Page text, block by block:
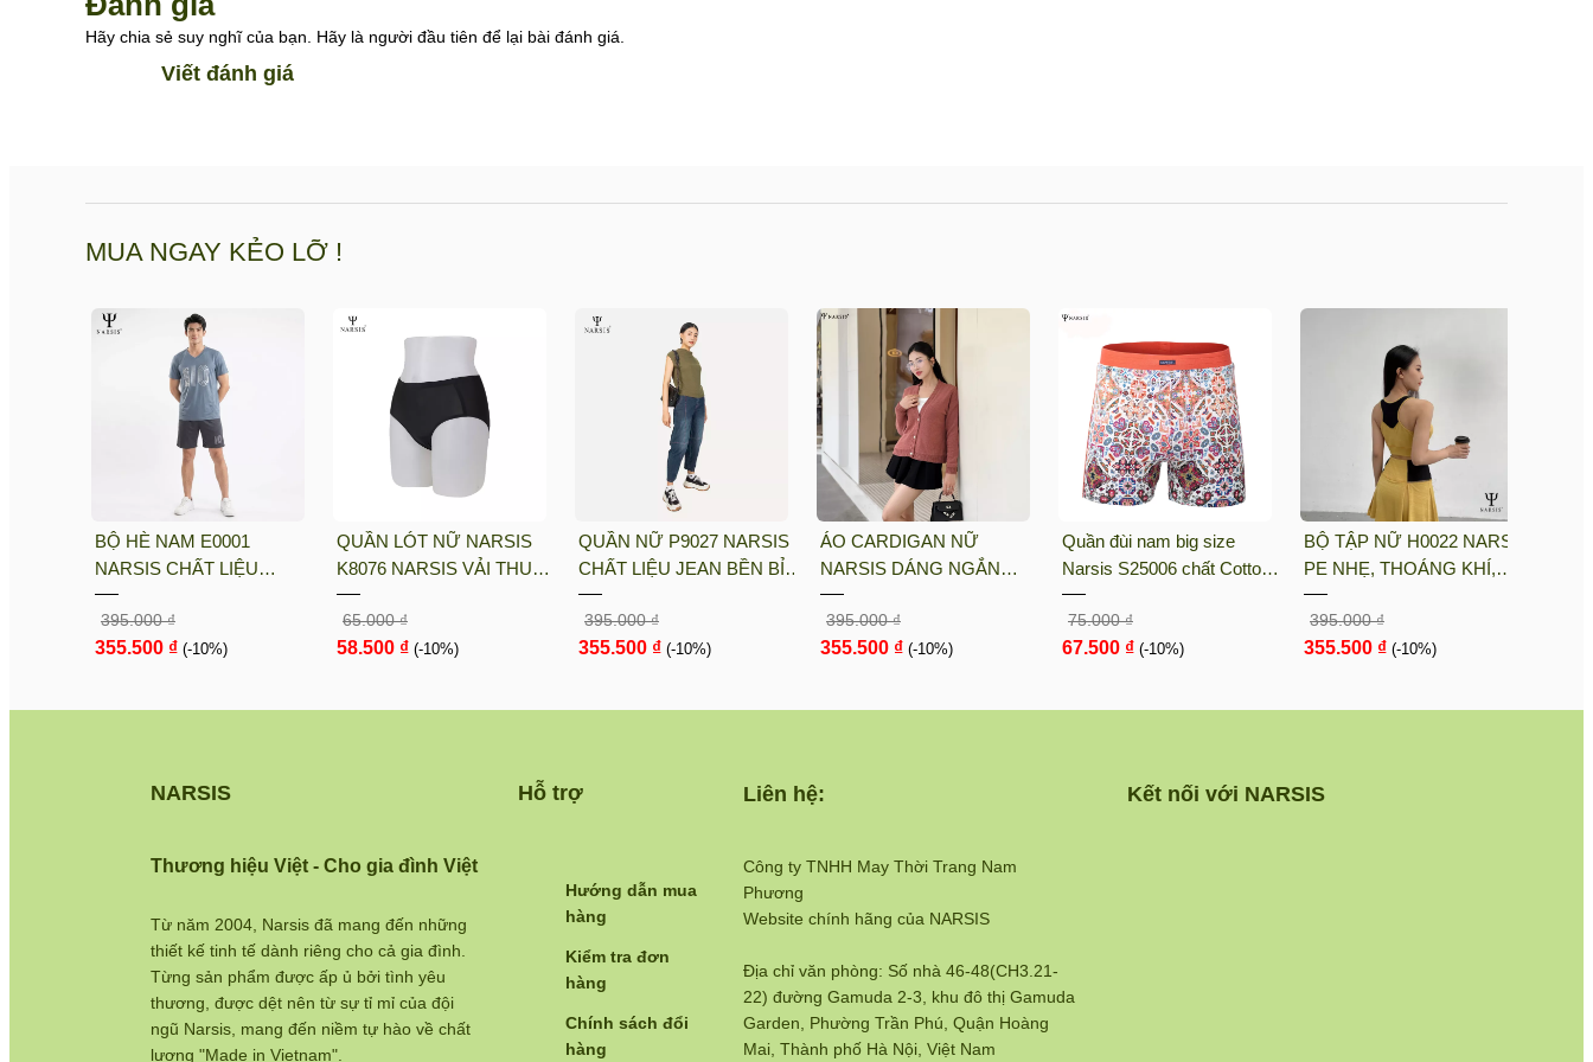
Hãy chia sẻ suy nghĩ của bạn. Hãy là người đầu tiên để lại bài đánh giá.
Viết đánh giá
BỘ HÈ NAM E0001
NARSIS CHẤT LIỆU
THOÁNG MÁT, DỄ CHỊU,
THOẢI MÁI CẢ NGÀY, DỄ
VẬN ĐỘNG
395.000 ₫
355.500 ₫ (-10%)
QUẦN LÓT NỮ NARSIS
K8076 NARSIS VẢI THUN
LẠNH THOÁNG MÁT, LÓT
COTTON THOẢI MÁI, GIỮ
DÁNG TỐT, THO...
65.000 ₫
58.500 ₫ (-10%)
QUẦN NỮ P9027 NARSIS
CHẤT LIỆU JEAN BỀN BỈ,
CÁ TÍNH, TRẺ TRUNG,
THỜI TRANG, TRẺ
TRUNG, THỜI TRANG
395.000 ₫
355.500 ₫ (-10%)
ÁO CARDIGAN NỮ
NARSIS DÁNG NGẮN
CHẤT LIỆU LEN MỀM MỊN
MÀU NÂU RUSTIC PHONG
CÁCH HÀN QUỐC L23030
395.000 ₫
355.500 ₫ (-10%)
Quần đùi nam big size
Narsis S25006 chất Cotton
Spandex màu Hoa văn đỏ,
thiết kế thoáng khí, phù hợp
mùa hè
75.000 ₫
67.500 ₫ (-10%)
BỘ TẬP NỮ H0022 NARSIS
PE NHẸ, THOÁNG KHÍ,
THẤM MỒ HÔI, CHẤT LIỆU
BỀN, CHỐNG NẮNG
395.000 ₫
355.500 ₫ (-10%)
MUA NGAY KẺO LỠ !
Công ty TNHH May Thời Trang Nam
Phương
Website chính hãng của NARSIS
Địa chỉ văn phòng: Số nhà 46-48(CH3.21-
22) đường Gamuda 2-3, khu đô thị Gamuda
Garden, Phường Trần Phú, Quận Hoàng
Mai, Thành phố Hà Nội, Việt Nam
Hỗ trợ Kết nối với NARSIS
NARSIS Liên hệ:
Hướng dẫn mua
hàng
Kiểm tra đơn
hàng
Chính sách đổi
hàng
Từ năm 2004, Narsis đã mang đến những
thiết kế tinh tế dành riêng cho cả gia đình.
Từng sản phẩm được ấp ủ bởi tình yêu
thương, được dệt nên từ sự tỉ mỉ của đội
ngũ Narsis, mang đến niềm tự hào về chất
lượng "Made in Vietnam".
Thương hiệu Việt - Cho gia đình Việt